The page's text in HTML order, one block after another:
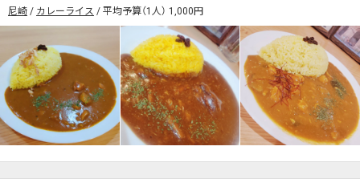
1人でも入りやすいお店
モーニングあり ランチあり 夜10時以降も営業
年中無休 5名以上の団体歓迎 テイクアウトOK
デリバリー対応 禁煙席のみ 喫煙席あり
カウンター席あり テーブル席あり テラス席あり
カレーのジャンルを絞り込む
席の予約可 駅から徒歩5分以内
無料駐車場あり 1人でも入りやすいお店
モーニングあり ランチあり 夜10時以降も営業
年中無休 5名以上の団体歓迎 テイクアウトOK
デリバリー対応 禁煙席のみ 喫煙席あり
尼崎 カレーライス 平均予算（1人） 1,000円